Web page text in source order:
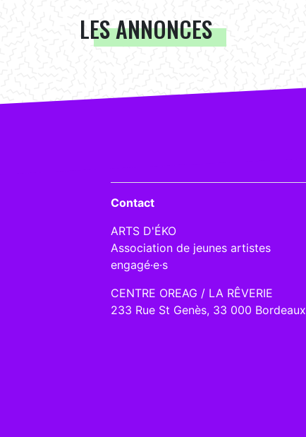
LES ANNONCES
Contact
ARTS D'ÉKO
Association de jeunes artistes
engagé·e·s
CENTRE OREAG / LA RÊVERIE
233 Rue St Genès, 33 000 Bordeaux